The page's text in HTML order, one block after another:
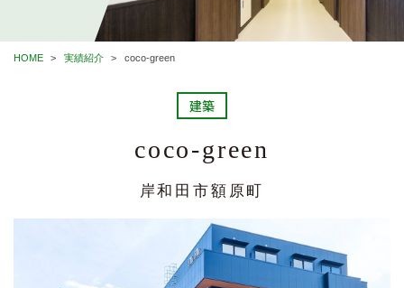
HOME 実績紹介 coco-green
建築
coco-green
岸和田市額原町